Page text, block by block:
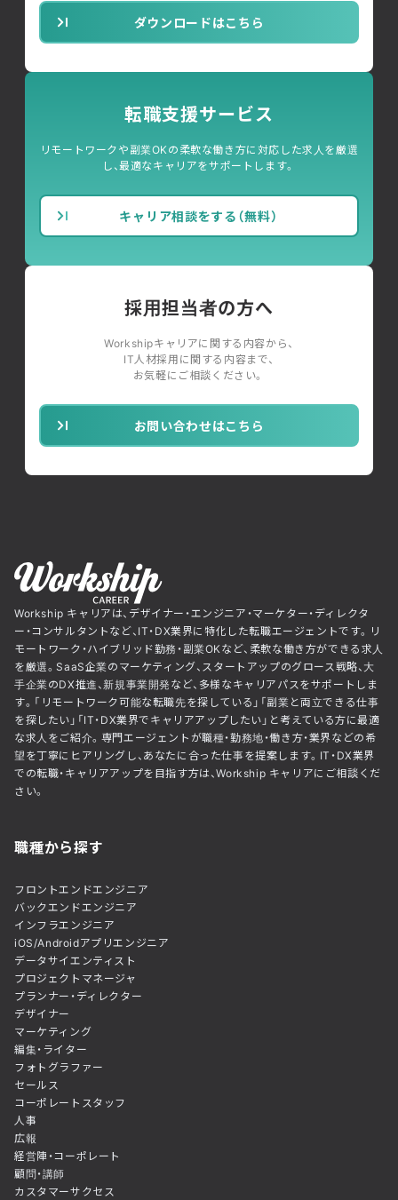
ダウンロードはこちら
転職支援サービス
リモートワークや副業OKの柔軟な働き方に対応した求人を厳選
し、最適なキャリアをサポートします。
キャリア相談をする（無料）
採用担当者の方へ
Workshipキャリアに関する内容から、
IT人材採用に関する内容まで、
お気軽にご相談ください。
お問い合わせはこちら
Workship キャリアは、デザイナー・エンジニア・マーケター・ディレクタ
ー・コンサルタントなど、IT・DX業界に特化した転職エージェントです。リ
モートワーク・ハイブリッド勤務・副業OKなど、柔軟な働き方ができる求人
を厳選。SaaS企業のマーケティング、スタートアップのグロース戦略、大
手企業のDX推進、新規事業開発など、多様なキャリアパスをサポートしま
す。「リモートワーク可能な転職先を探している」「副業と両立できる仕事
を探したい」「IT・DX業界でキャリアアップしたい」と考えている方に最適
な求人をご紹介。専門エージェントが職種・勤務地・働き方・業界などの希
望を丁寧にヒアリングし、あなたに合った仕事を提案します。IT・DX業界
での転職・キャリアアップを目指す方は、Workship キャリアにご相談くだ
さい。
職種から探す
フロントエンドエンジニア
バックエンドエンジニア
インフラエンジニア
iOS/Androidアプリエンジニア
データサイエンティスト
プロジェクトマネージャ
プランナー・ディレクター
デザイナー
マーケティング
編集・ライター
フォトグラファー
セールス
コーポレートスタッフ
人事
広報
経営陣・コーポレート
顧問・講師
カスタマーサクセス